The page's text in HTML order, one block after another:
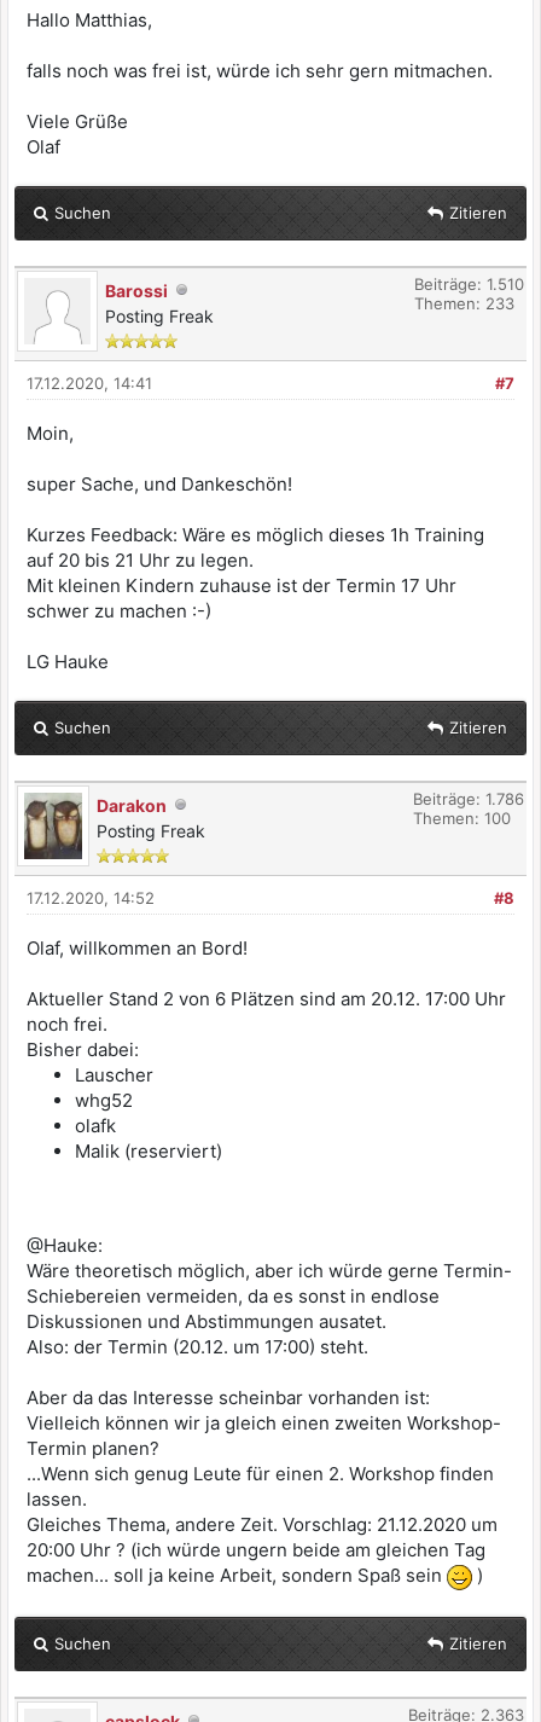
Hallo Matthias,
falls noch was frei ist, würde ich sehr gern mitmachen.
Viele Grüße
Olaf
Suchen Zitieren
Barossi
Posting Freak
Beiträge: 1.510
Themen: 233
#7
17.12.2020, 14:41
Moin,
super Sache, und Dankeschön!
Kurzes Feedback: Wäre es möglich dieses 1h Training
auf 20 bis 21 Uhr zu legen.
Mit kleinen Kindern zuhause ist der Termin 17 Uhr
schwer zu machen :-)
LG Hauke
Suchen Zitieren
Darakon
Posting Freak
Beiträge: 1.786
Themen: 100
#8
17.12.2020, 14:52
Olaf, willkommen an Bord!
Aktueller Stand 2 von 6 Plätzen sind am 20.12. 17:00 Uhr
noch frei.
Bisher dabei:
Lauscher
whg52
olafk
Malik (reserviert)
@Hauke:
Wäre theoretisch möglich, aber ich würde gerne Termin-
Schiebereien vermeiden, da es sonst in endlose
Diskussionen und Abstimmungen ausatet.
Also: der Termin (20.12. um 17:00) steht.
Aber da das Interesse scheinbar vorhanden ist:
Vielleich können wir ja gleich einen zweiten Workshop-
Termin planen?
...Wenn sich genug Leute für einen 2. Workshop finden
lassen.
Gleiches Thema, andere Zeit. Vorschlag: 21.12.2020 um
20:00 Uhr ? (ich würde ungern beide am gleichen Tag
machen... soll ja keine Arbeit, sondern Spaß sein
)
Suchen Zitieren
Beiträge: 2.363